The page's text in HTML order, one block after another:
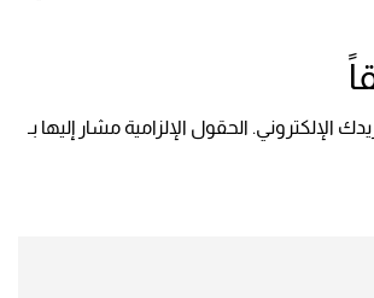
الإلكتروني. الحقول الإلزامية مشار إليها بـ